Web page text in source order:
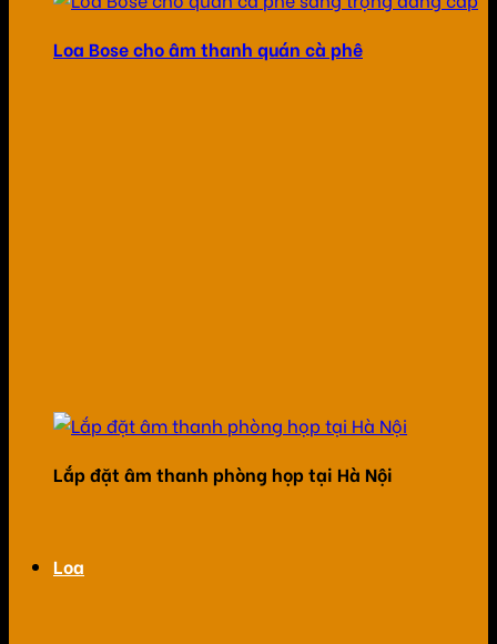
Loa Bose cho âm thanh quán cà phê
Lắp đặt âm thanh phòng họp tại Hà Nội
Loa